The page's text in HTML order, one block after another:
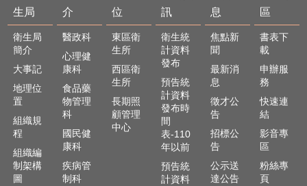
生局
衛生局
簡介
大事記
地理位
置
組織規
程
組織編
制架構
圖
介
醫政科
心理健
康科
食品藥
物管理
科
國民健
康科
疾病管
制科
位
東區衛
生所
西區衛
生所
長期照
顧管理
中心
訊
衛生統
計資料
發布
預告統
計資料
發布時
間
表-110
年以前
預告統
計資料
息
焦點新
聞
最新消
息
徵才公
告
招標公
告
公示送
達公告
區
書表下
載
申辦服
務
快速連
結
影音專
區
粉絲專
頁